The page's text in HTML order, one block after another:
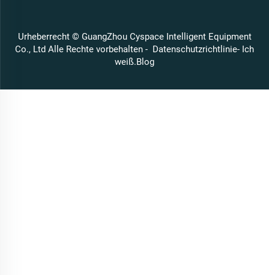
Urheberrecht © GuangZhou Cyspace Intelligent Equipment
Co., Ltd Alle Rechte vorbehalten - Datenschutzrichtlinie- Ich
weiß.Blog